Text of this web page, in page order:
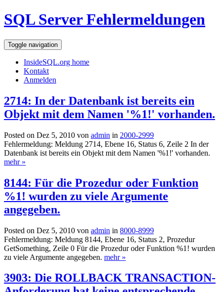
SQL Server Fehlermeldungen
Toggle navigation
InsideSQL.org home
Kontakt
Anmelden
2714: In der Datenbank ist bereits ein
Objekt mit dem Namen '%1!' vorhanden.
Posted on Dez 5, 2010 von admin in 2000-2999
Fehlermeldung: Meldung 2714, Ebene 16, Status 6, Zeile 2 In der
Datenbank ist bereits ein Objekt mit dem Namen '%1!' vorhanden.
mehr »
8144: Für die Prozedur oder Funktion
%1! wurden zu viele Argumente
angegeben.
Posted on Dez 5, 2010 von admin in 8000-8999
Fehlermeldung: Meldung 8144, Ebene 16, Status 2, Prozedur
GetSomething, Zeile 0 Für die Prozedur oder Funktion %1! wurden
zu viele Argumente angegeben. mehr »
3903: Die ROLLBACK TRANSACTION-